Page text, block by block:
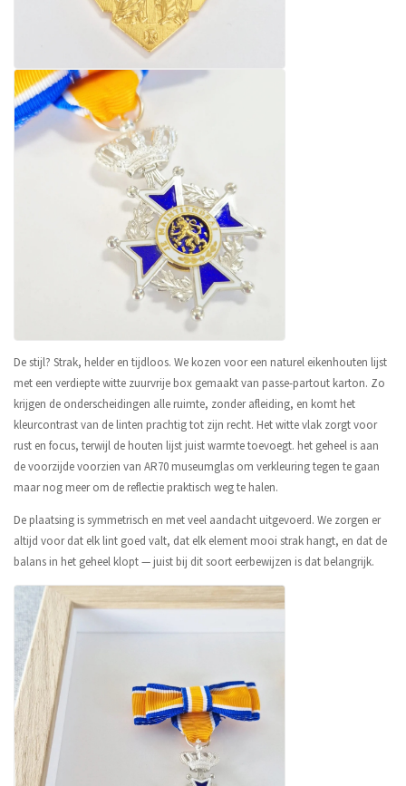
De stijl? Strak, helder en tijdloos. We kozen voor een naturel eikenhouten lijst
met een verdiepte witte zuurvrije box gemaakt van passe-partout karton. Zo
krijgen de onderscheidingen alle ruimte, zonder afleiding, en komt het
kleurcontrast van de linten prachtig tot zijn recht. Het witte vlak zorgt voor
rust en focus, terwijl de houten lijst juist warmte toevoegt. het geheel is aan
de voorzijde voorzien van AR70 museumglas om verkleuring tegen te gaan
maar nog meer om de reflectie praktisch weg te halen.
De plaatsing is symmetrisch en met veel aandacht uitgevoerd. We zorgen er
altijd voor dat elk lint goed valt, dat elk element mooi strak hangt, en dat de
balans in het geheel klopt — juist bij dit soort eerbewijzen is dat belangrijk.